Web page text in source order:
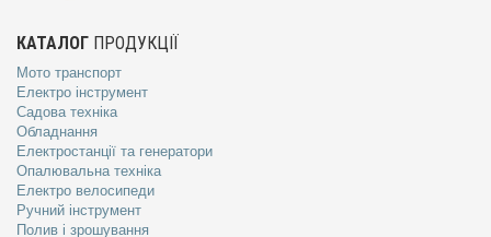
КАТАЛОГ ПРОДУКЦІЇ
Мото транспорт
Електро інструмент
Садова техніка
Обладнання
Електростанції та генератори
Опалювальна техніка
Електро велосипеди
Ручний інструмент
Полив і зрошування